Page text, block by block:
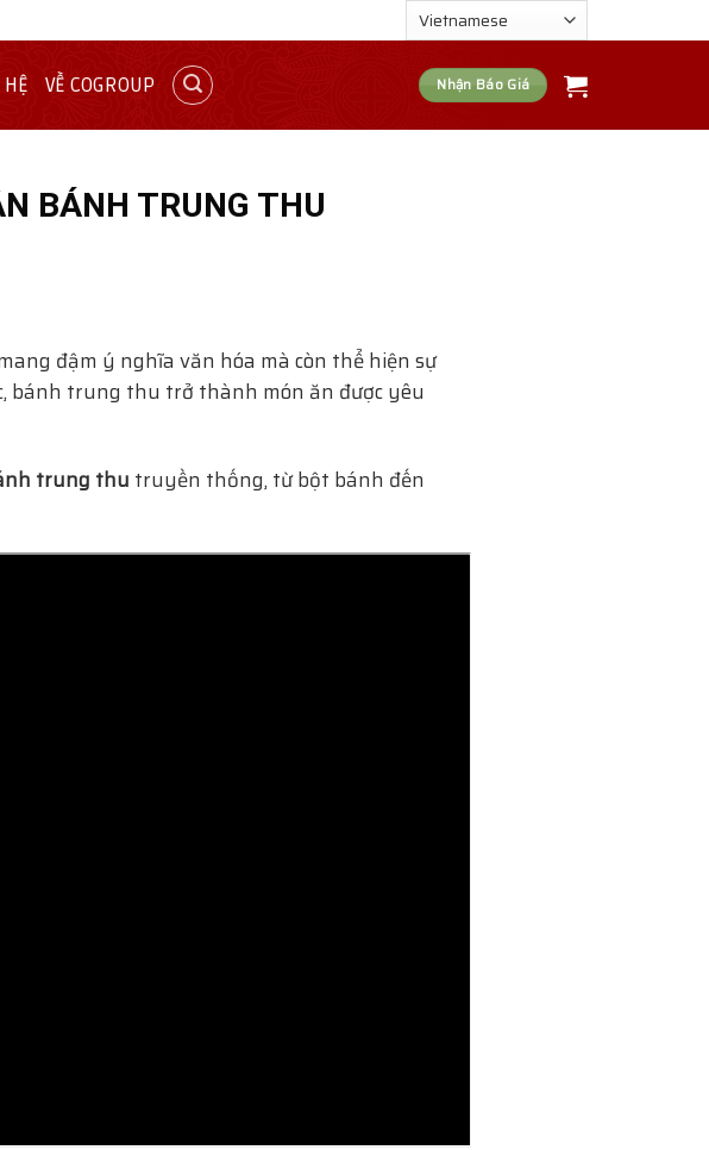
VỀ COGROUP Nhận Báo Giá
BÁNH TRUNG THU
đậm ý nghĩa văn hóa mà còn thể hiện sự
bánh trung thu trở thành món ăn được yêu
trung thu truyền thống, từ bột bánh đến